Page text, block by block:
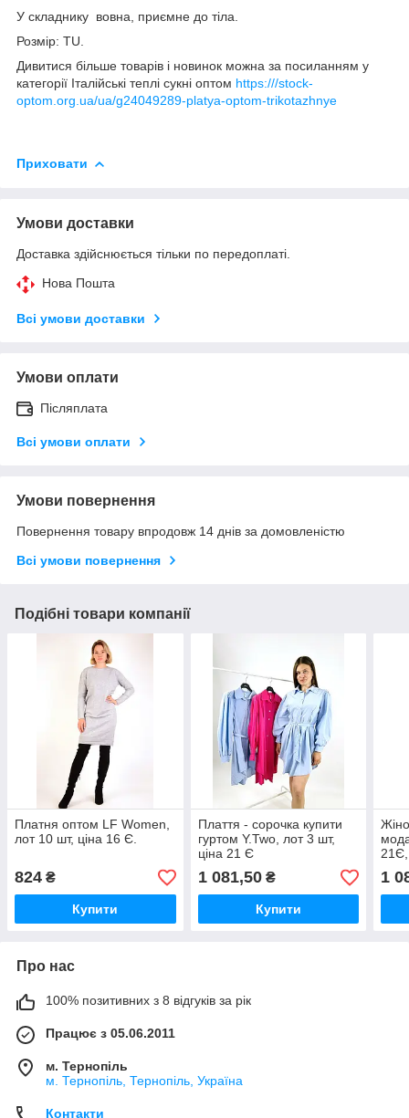
У складнику вовна, приємне до тіла.
Розмір: TU.
Дивитися більше товарів і новинок можна за посиланням у
категорії Італійські теплі сукні оптом https:///stock-
optom.org.ua/ua/g24049289-platya-optom-trikotazhnye
Приховати
Умови доставки
Доставка здійснюється тільки по передоплаті.
Нова Пошта
Всі умови доставки
Умови оплати
Післяплата
Всі умови оплати
Умови повернення
Повернення товару впродовж 14 днів за домовленістю
Всі умови повернення
Подібні товари компанії
Платня оптом LF Women,
лот 10 шт, ціна 16 Є.
824 ₴
Купити
Плаття - сорочка купити
гуртом Y.Two, лот 3 шт,
ціна 21 Є
1 081,50₴
Купити
1
Про нас
100% позитивних з 8 відгуків за рік
Працює з 05.06.2011
м. Тернопіль
м. Тернопіль, Тернопіль, Україна
Контакти